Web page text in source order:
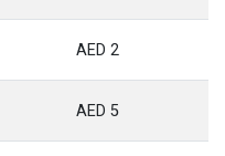
2 AED
5 AED